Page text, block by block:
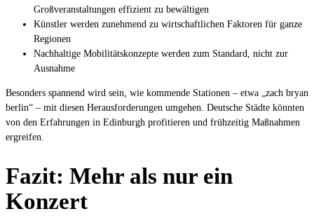
Großveranstaltungen effizient zu bewältigen
Künstler werden zunehmend zu wirtschaftlichen Faktoren für ganze
Regionen
Nachhaltige Mobilitätskonzepte werden zum Standard, nicht zur
Ausnahme
Besonders spannend wird sein, wie kommende Stationen – etwa „zach bryan
berlin“ – mit diesen Herausforderungen umgehen. Deutsche Städte könnten
von den Erfahrungen in Edinburgh profitieren und frühzeitig Maßnahmen
ergreifen.
Fazit: Mehr als nur ein
Konzert